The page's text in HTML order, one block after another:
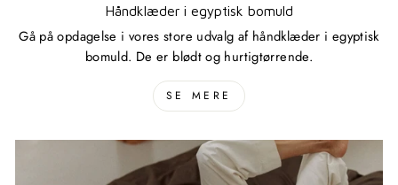
Håndklæder i egyptisk bomuld
Gå på opdagelse i vores store udvalg af håndklæder i egyptisk
bomuld. De er blødt og hurtigtørrende.
SE MERE